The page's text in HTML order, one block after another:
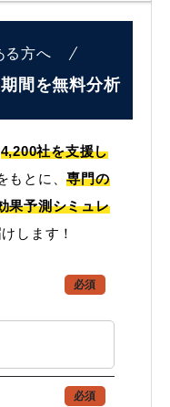
る方へ
期間を無料分析
4,200社を支援し
もとに、専門の
果予測シミュレ
します！
必須
必須